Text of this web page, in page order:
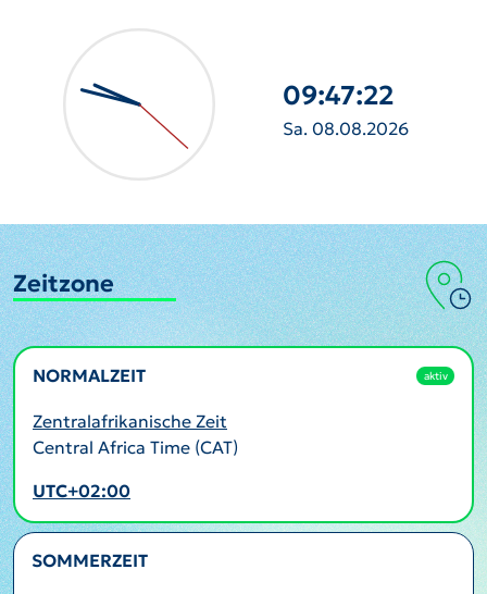
09:47:23
Sa. 08.08.2026
Zeitzone
NORMALZEIT aktiv
Zentralafrikanische Zeit
Central Africa Time (CAT)
UTC+02:00
SOMMERZEIT